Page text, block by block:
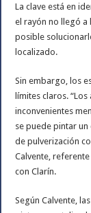
La clave está en
el rayón no llegó a
posible
localizado.
Sin embargo, los
límites claros.
inconvenientes
se puede pintar
de pulverización
Calvente,
con Clarín.
Según Calvente,